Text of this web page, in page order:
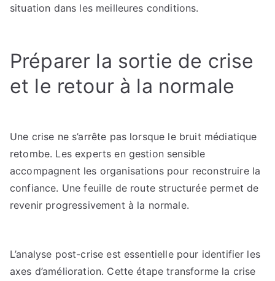
situation dans les meilleures conditions.
Préparer la sortie de crise
et le retour à la normale
Une crise ne s’arrête pas lorsque le bruit médiatique
retombe. Les experts en gestion sensible
accompagnent les organisations pour reconstruire la
confiance. Une feuille de route structurée permet de
revenir progressivement à la normale.
L’analyse post-crise est essentielle pour identifier les
axes d’amélioration. Cette étape transforme la crise